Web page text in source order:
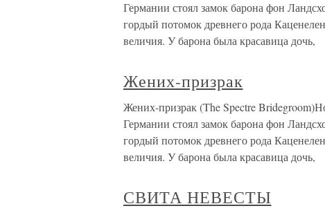
Германии стоял замок барона фон
гордый потомок древнего рода
величия. У барона была красавица дочь,
Жених-призрак
Жених-призрак (The Spectre
Германии стоял замок барона фон
гордый потомок древнего рода
величия. У барона была красавица дочь,
СВИТА НЕВЕСТЫ